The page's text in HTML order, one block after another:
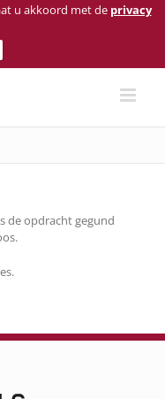
u akkoord met de privacy
de opdracht gegund